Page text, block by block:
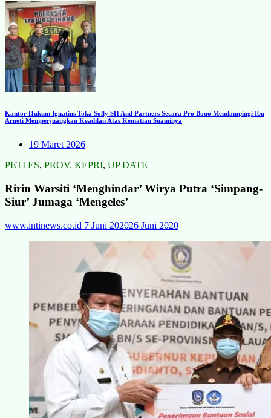
Kantor Hukum Ignatius Toka Solly SH And Partners Secara Pro Bono Mendampingi Ibu
Arneti Memperjuangkan Keadilan Atas Kematian Suaminya
19 Maret 2026
PETI ES, PROV. KEPRI, UP DATE
Ririn Warsiti ‘Menghindar’ Wirya Putra ‘Simpang-
Siur’ Jumaga ‘Mengeles’
www.intinews.co.id 7 Juni 202026 Juni 2020